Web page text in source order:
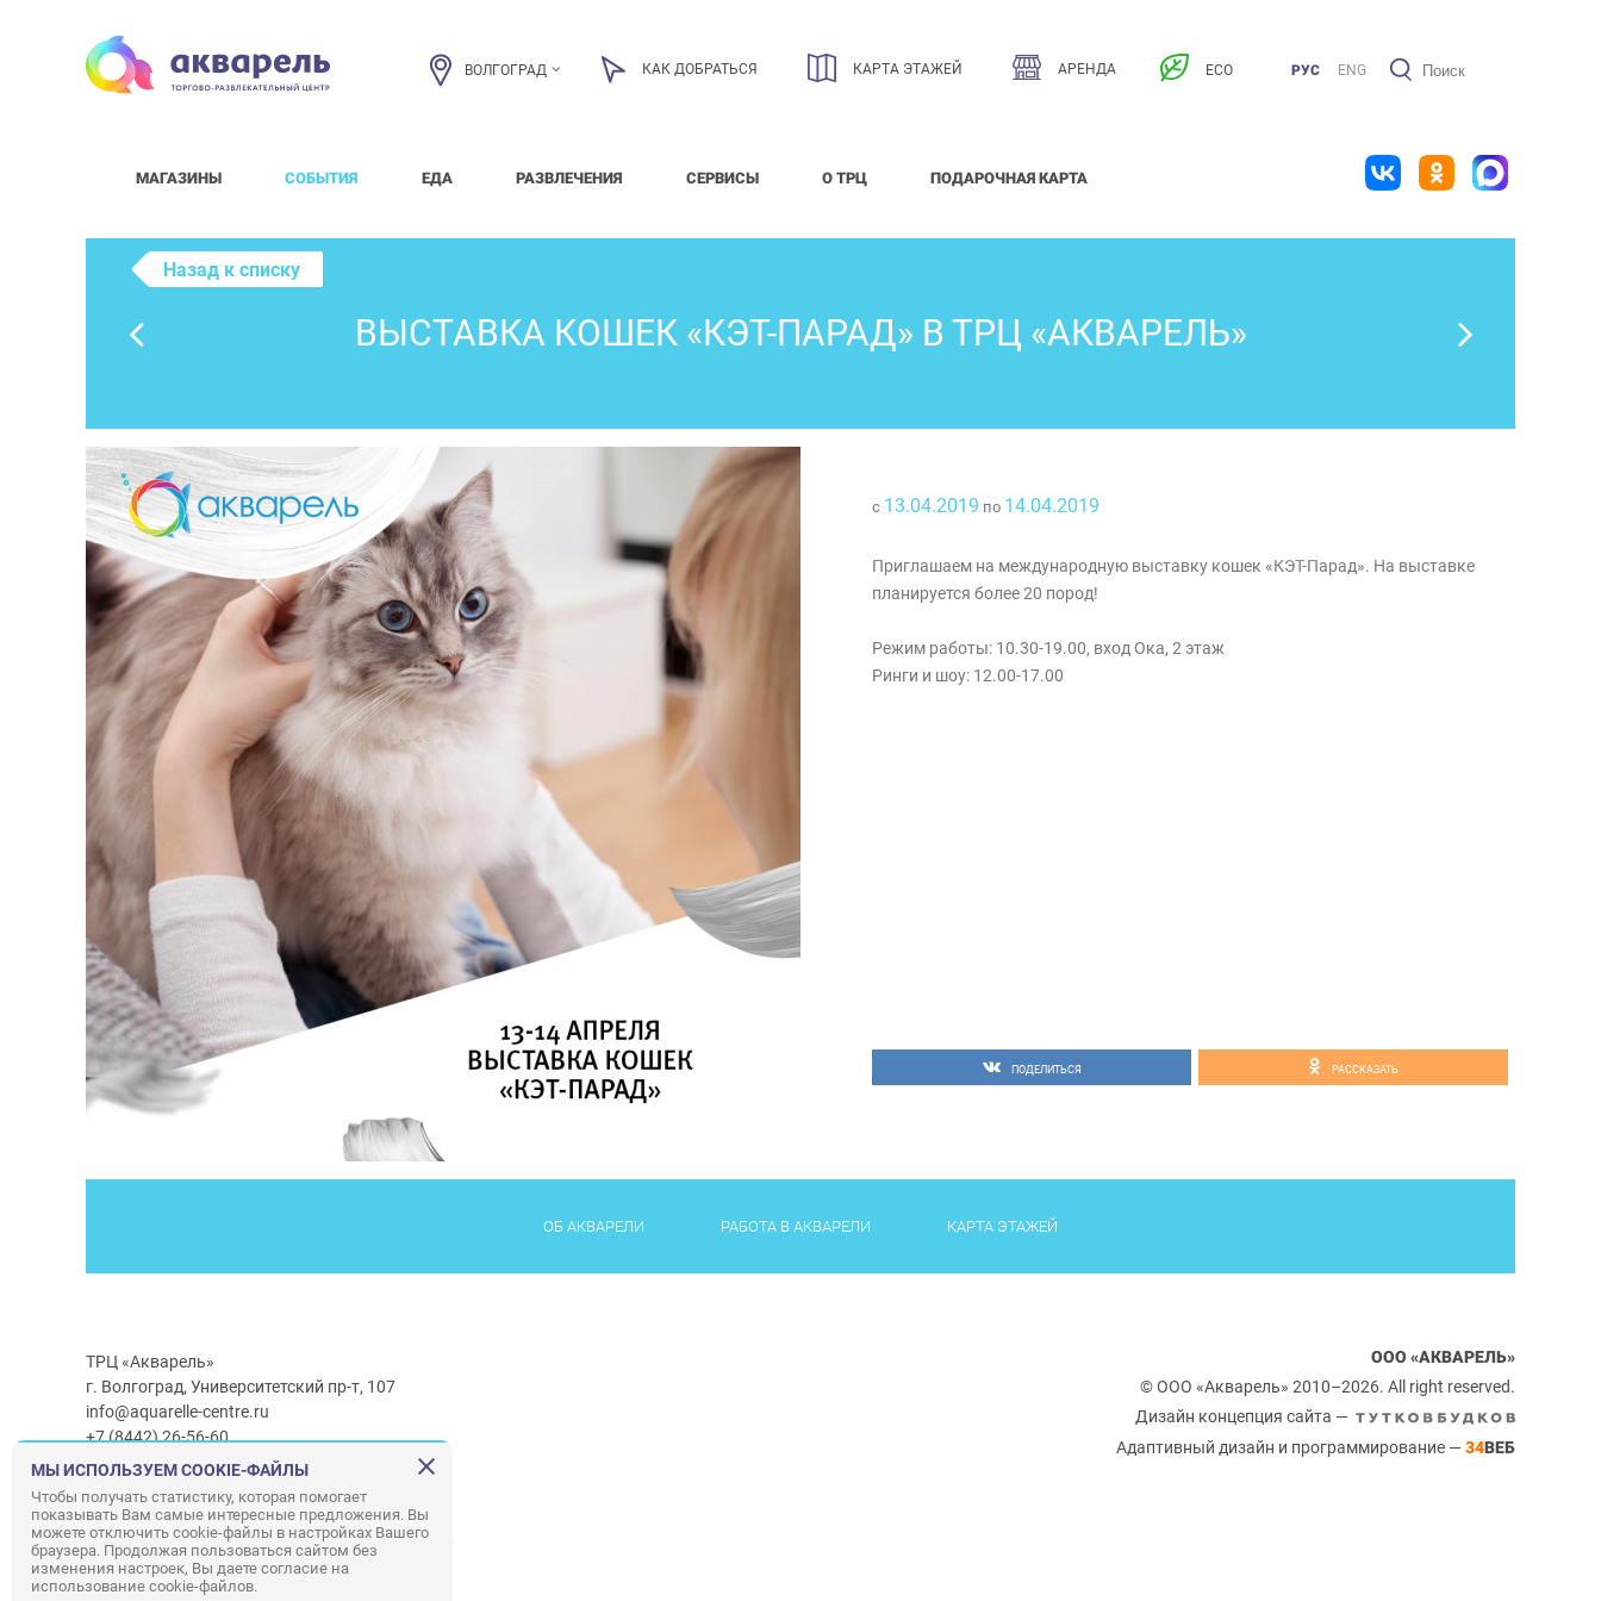
ВОЛГОГРАД КАК ДОБРАТЬСЯ КАРТА ЭТАЖЕЙ АРЕНДА ECO РУС ENG
МАГАЗИНЫ СОБЫТИЯ ЕДА РАЗВЛЕЧЕНИЯ СЕРВИСЫ О ТРЦ ПОДАРОЧНАЯ КАРТА
Назад к списку
ВЫСТАВКА КОШЕК «КЭТ-ПАРАД» В ТРЦ «АКВАРЕЛЬ»
с 13.04.2019 по 14.04.2019
Приглашаем на международную выставку кошек «КЭТ-Парад». На выставке
планируется более 20 пород!
Режим работы: 10.30-19.00, вход Ока, 2 этаж
Ринги и шоу: 12.00-17.00
ПОДЕЛИТЬСЯ РАССКАЗАТЬ
ОБ АКВАРЕЛИ РАБОТА В АКВАРЕЛИ КАРТА ЭТАЖЕЙ
ТРЦ «Акварель»
г. Волгоград, Университетский пр-т, 107
info@aquarelle-centre.ru
+7 (8442) 26-56-60
Часы работы ТРЦ: с 10:00 до 22:00
Часы работы г/м Ашан:с 08:00 до 23:00
Часы работыг/мЛемана ПРО:с 08:00 до 22:00
Правила посещения ТРЦ «Акварель»
ООО «АКВАРЕЛЬ»
© ООО «Акварель» 2010–2026. All right reserved.
Дизайн концепция сайта —
Адаптивный дизайн и программирование — 34ВЕБ
МЫ ИСПОЛЬЗУЕМ COOKIE-ФАЙЛЫ
Чтобы получать статистику, которая помогает
показывать Вам самые интересные предложения. Вы
можете отключить cookie-файлы в настройках Вашего
браузера. Продолжая пользоваться сайтом без
изменения настроек, Вы даете согласие на
использование cookie-файлов.